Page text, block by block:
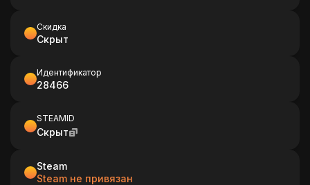
Скидка
Скрыт
Идентификатор
28466
STEAMID
Скрыт
Steam
Steam не привязан